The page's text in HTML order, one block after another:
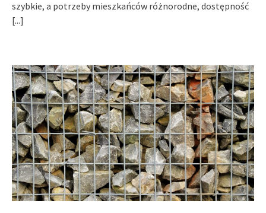
szybkie, a potrzeby mieszkańców różnorodne, dostępność
[...]